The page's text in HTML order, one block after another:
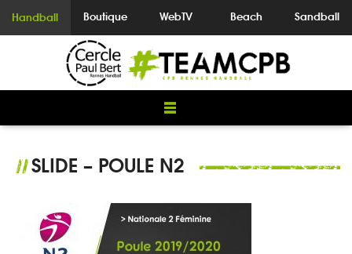
Handball Boutique WebTV Beach Sandball
//SLIDE – POULE N2